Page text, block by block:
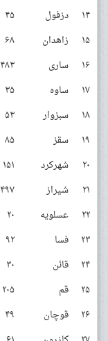
۱۴
دزفول ۴۵
۱۵
زاهدان ۶۸
۱۶
ساری ۴۸۳
۱۷
ساوه ۳۵
۱۸
سبزوار ۵۳
۱۹
سقز ۸۵
۲۰
شهرکرد ۱۵۱
۲۱
شیراز ۴۹۷
۲۲
عسلویه ۲۰
۲۳
فسا ۹۲
۲۴
قائن ۳۰
۲۵
قم ۲۰۵
۲۶
قوچان ۴۹